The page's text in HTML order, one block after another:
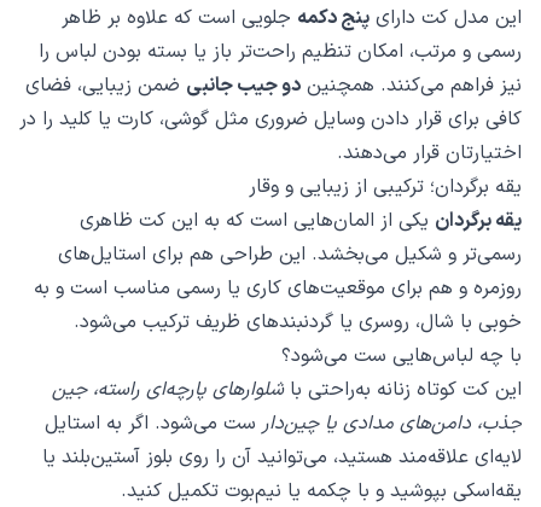
این مدل کت دارای پنج دکمه جلویی است که علاوه بر ظاهر
رسمی و مرتب، امکان تنظیم راحت‌تر باز یا بسته بودن لباس را
نیز فراهم می‌کنند. همچنین دو جیب جانبی ضمن زیبایی، فضای
کافی برای قرار دادن وسایل ضروری مثل گوشی، کارت یا کلید را در
اختیارتان قرار می‌دهند.
یقه برگردان؛ ترکیبی از زیبایی و وقار
یقه برگردان یکی از المان‌هایی است که به این کت ظاهری
رسمی‌تر و شکیل می‌بخشد. این طراحی هم برای استایل‌های
روزمره و هم برای موقعیت‌های کاری یا رسمی مناسب است و به
خوبی با شال، روسری یا گردنبندهای ظریف ترکیب می‌شود.
با چه لباس‌هایی ست می‌شود؟
این کت کوتاه زنانه به‌راحتی باشلوارهای پارچه‌ای راسته، جین
جذب، دامن‌های مدادی یا چین‌دار ست می‌شود. اگر به استایل
لایه‌ای علاقه‌مند هستید، می‌توانید آن را روی بلوز آستین‌بلند یا
یقه‌اسکی بپوشید و با چکمه یا نیم‌بوت تکمیل کنید.